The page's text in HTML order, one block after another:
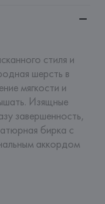
стиля и
шерсть в
мягкости и
Изящные
завершенность,
бирка с
аккордом